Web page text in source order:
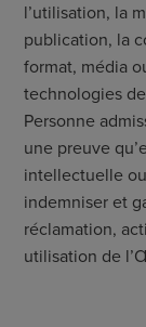
l’utilisation, la
publication, la
format, média
technologies
Personne
une preuve
intellectuelle
indemniser et
réclamation,
utilisation de